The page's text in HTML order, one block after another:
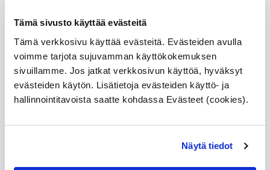
Tämä sivusto käyttää evästeitä
Tämä verkkosivu käyttää evästeitä. Evästeiden avulla
voimme tarjota sujuvamman käyttökokemuksen
sivuillamme. Jos jatkat verkkosivun käyttöä, hyväksyt
evästeiden käytön. Lisätietoja evästeiden käyttö- ja
hallinnointitavoista saatte kohdassa Evästeet (cookies).
Näytä tiedot
sopivuus lisätiedoista
Varastossa,
toimitusaika 1-3pv
11,42€
Lisää ostoskoriin
Katso osan tiedot